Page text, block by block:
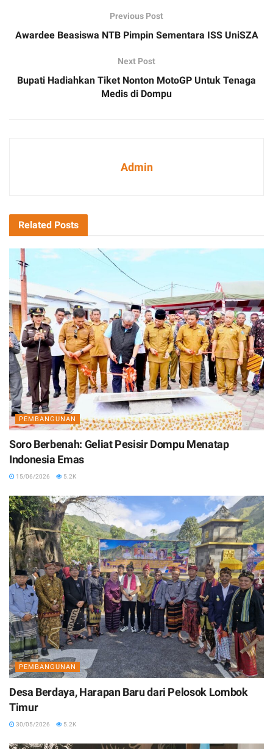
Previous Post
Awardee Beasiswa NTB Pimpin Sementara ISS UniSZA
Next Post
Bupati Hadiahkan Tiket Nonton MotoGP Untuk Tenaga
Medis di Dompu
Admin
Related Posts
PEMBANGUNAN
Soro Berbenah: Geliat Pesisir Dompu Menatap
Indonesia Emas
15/06/2026 5.2K
PEMBANGUNAN
Desa Berdaya, Harapan Baru dari Pelosok Lombok
Timur
30/05/2026 5.2K